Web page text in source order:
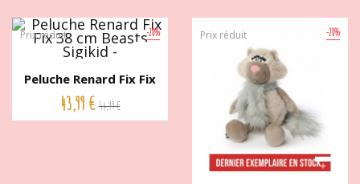
-20%
Prix réduit
Peluche Renard Fix Fix
38...
43,99 € 54,99 €
-20%
Prix réduit